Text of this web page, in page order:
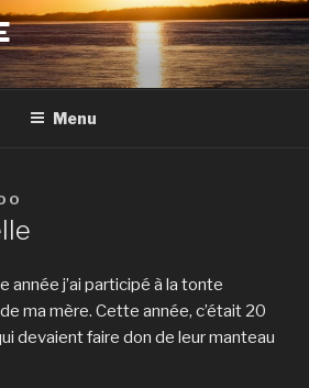
Menu
année j’ai participé à la tonte
de ma mère. Cette année, c’était 20
devaient faire don de leur manteau